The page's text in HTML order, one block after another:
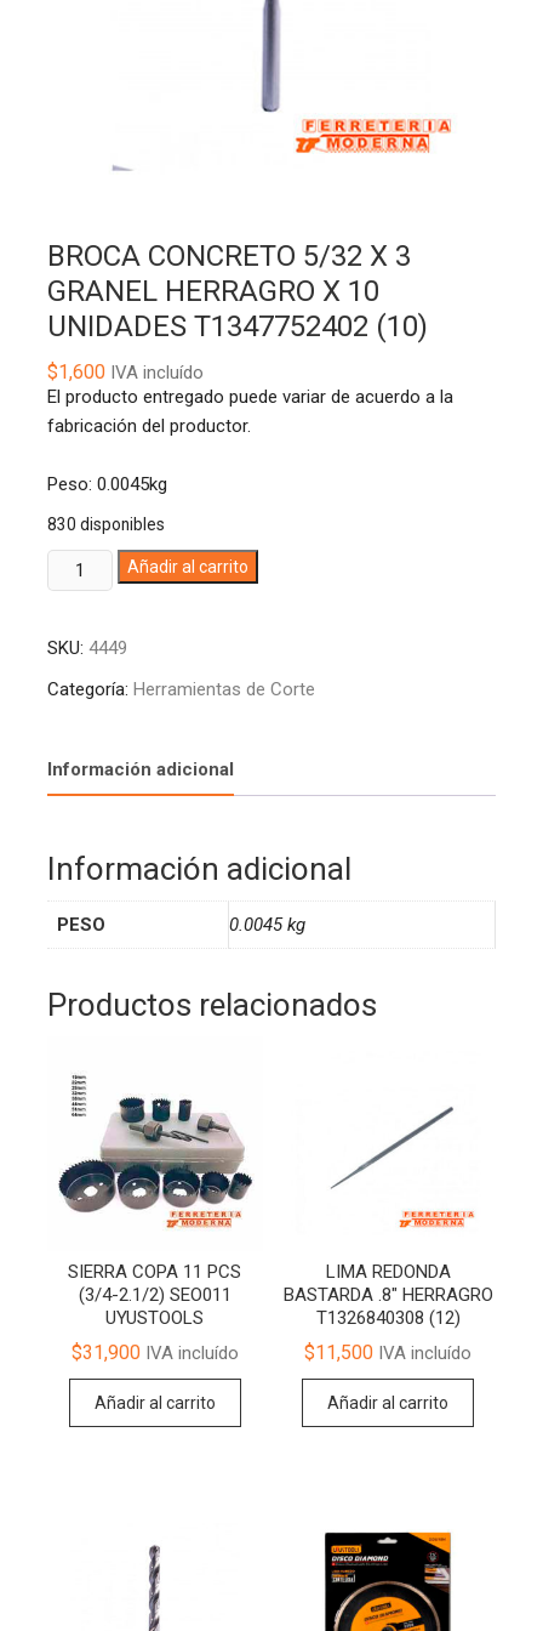
BROCA CONCRETO 5/32 X 3
GRANEL HERRAGRO X 10
UNIDADES T1347752402 (10)
$1,600IVA incluído
El producto entregado puede variar de acuerdo a la
fabricación del productor.
Peso: 0.0045kg
830 disponibles
BROCA
CONCRETO
X
3
X
10
T1347752402
(10)
Añadir al carrito
i
e
:
SKU: 4449
Categoría: Herramientas de Corte
Información adicional
Información adicional
PESO 0.0045 kg
Productos relacionados
SIERRA COPA 11 PCS
(3/4-2.1/2) SEO011
UYUSTOOLS
$31,900IVA incluído
Añadir al carrito
LIMA REDONDA
BASTARDA .8″ HERRAGRO
T1326840308 (12)
$11,500 IVA incluído
Añadir al carrito